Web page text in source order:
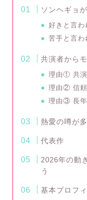
ソンヘギョ
好きと言わ
苦手と言わ
共演者から
理由① 共演
理由② 信頼
理由③ 長年
熱愛の噂が
代表作
2026年の動
う
基本プロフ